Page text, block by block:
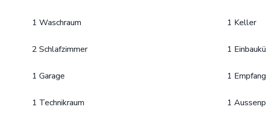
1 Waschraum 1 Keller
2 Schlafzimmer 1
1 Garage 1
1 Technikraum 1